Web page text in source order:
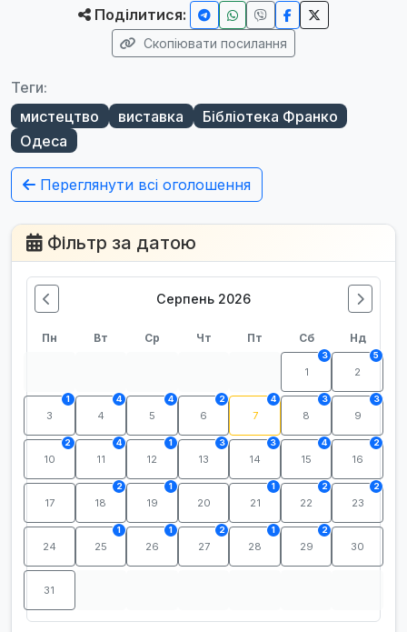
Поділитися:
Скопіювати посилання
Теги:
мистецтво
виставка
Бібліотека Франко
Одеса
Переглянути всі оголошення
Фільтр за датою
Серпень 2026
Пн Вт Ср Чт Пт Сб Нд
1
3
2
5
3
1
4
4
5
4
6
2
7
4
8
3
9
3
10
2
11
4
12
1
13
3
14
3
15
4
16
2
17 18
2
19
1
20 21
1
22
2
23
2
24 25
1
26
1
27
2
28
1
29
2
30
31